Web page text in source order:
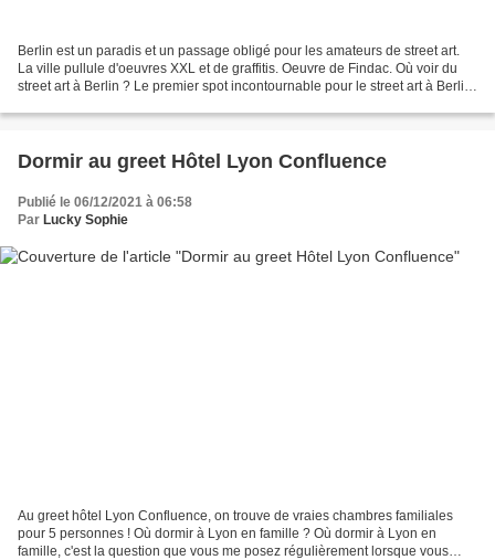
Berlin est un paradis et un passage obligé pour les amateurs de street art.
La ville pullule d'oeuvres XXL et de graffitis. Oeuvre de Findac. Où voir du
street art à Berlin ? Le premier spot incontournable pour le street art à Berlin
Dormir au greet Hôtel Lyon Confluence
Publié le 06/12/2021 à 06:58
Par Lucky Sophie
Au greet hôtel Lyon Confluence, on trouve de vraies chambres familiales
pour 5 personnes ! Où dormir à Lyon en famille ? Où dormir à Lyon en
famille, c'est la question que vous me posez régulièrement lorsque vous